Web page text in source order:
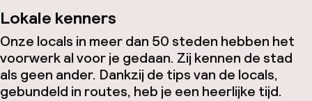
Lokale kenners
Onze locals in meer dan 50 steden hebben het
voorwerk al voor je gedaan. Zij kennen de stad
als geen ander. Dankzij de tips van de locals,
gebundeld in routes, heb je een heerlijke tijd.